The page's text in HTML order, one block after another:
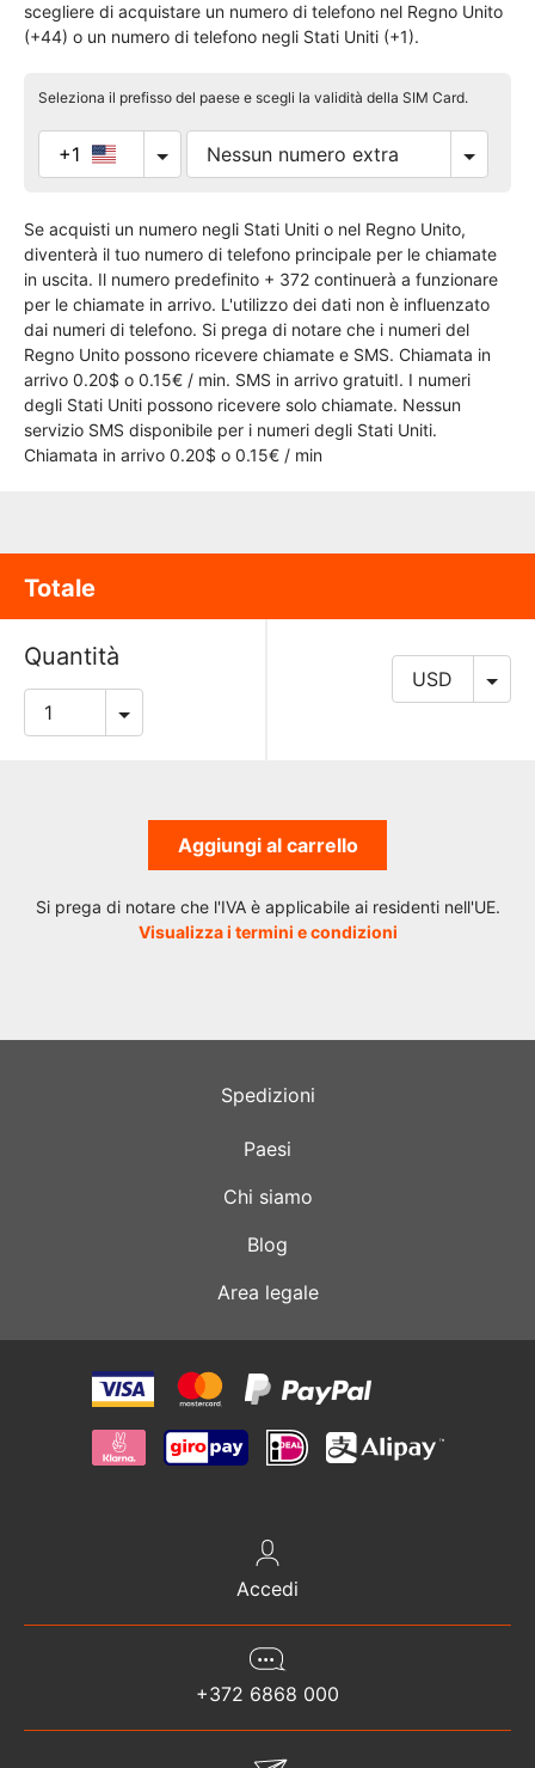
scegliere di acquistare un numero di telefono nel Regno Unito
(+44) o un numero di telefono negli Stati Uniti (+1).
Seleziona il prefisso del paese e scegli la validità della SIM Card.
+1
Se acquisti un numero negli Stati Uniti o nel Regno Unito,
diventerà il tuo numero di telefono principale per le chiamate
in uscita. Il numero predefinito + 372 continuerà a funzionare
per le chiamate in arrivo. L'utilizzo dei dati non è influenzato
dai numeri di telefono. Si prega di notare che i numeri del
Regno Unito possono ricevere chiamate e SMS. Chiamata in
arrivo 0.20$ o 0.15€ / min. SMS in arrivo gratuitI. I numeri
degli Stati Uniti possono ricevere solo chiamate. Nessun
servizio SMS disponibile per i numeri degli Stati Uniti.
Chiamata in arrivo 0.20$ o 0.15€ / min
Totale
Quantità
Aggiungi al carrello
Si prega di notare che l'IVA è applicabile ai residenti nell'UE.
Visualizza i termini e condizioni
Spedizioni
Paesi
Chi siamo
Blog
Area legale
Accedi
+372 6868 000